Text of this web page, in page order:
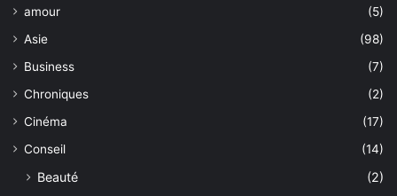
amour
(5)
Asie
(98)
Business
(7)
Chroniques
(2)
Cinéma
(17)
Conseil
(14)
Beauté
(2)